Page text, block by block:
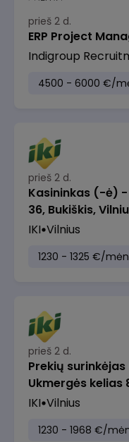
prieš 2 d.
ERP Project
Indigroup
4500 - 6000 €/
prieš 2 d.
Kasininkas (-ė)
36, Bukiškis,
IKI Vilnius
1230 - 1325 €/
prieš 2 d.
Prekių
Ukmergės kelias
IKI Vilnius
1230 - 1968 €/